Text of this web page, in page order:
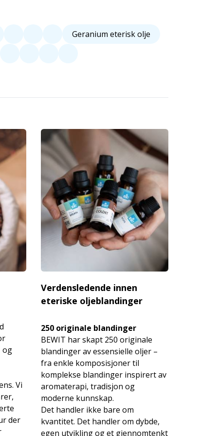
Geranium eterisk olje
og
Vi
der
Verdensledende innen
eteriske oljeblandinger
250 originale blandinger
BEWIT har skapt 250 originale
blandinger av essensielle oljer –
fra enkle komposisjoner til
komplekse blandinger inspirert av
aromaterapi, tradisjon og
moderne kunnskap.
Det handler ikke bare om
kvantitet. Det handler om dybde,
egen utvikling og et gjennomtenkt